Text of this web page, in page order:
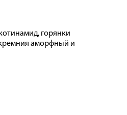
горянки
кремния аморфный и